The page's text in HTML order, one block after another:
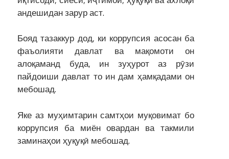
андешидан зарур аст.
Бояд тазаккур дод, ки коррупсия асосан ба
фаъолияти давлат ва мақомоти он
алоқаманд буда, ин зуҳурот аз рӯзи
пайдоиши давлат то ин дам ҳамқадами он
мебошад.
Яке аз муҳимтарин самтҳои муқовимат бо
коррупсия ба миён овардан ва такмили
заминаҳои ҳуқуқӣ мебошад.